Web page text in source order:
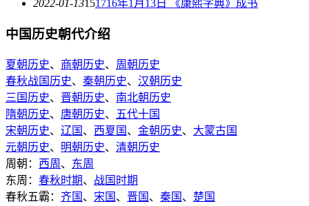
2022-01-13151716年1月13日 《康熙字典》成书
中国历史朝代介绍
夏朝历史、 商朝历史、 周朝历史
春秋战国历史、 秦朝历史、 汉朝历史
三国历史、 晋朝历史、 南北朝历史
隋朝历史、 唐朝历史、
五代十国
宋朝历史、 辽国 、 西夏国 、 金朝历史、 大蒙古国
元朝历史、 明朝历史、 清朝历史
周朝： 西周 、 东周
东周： 春秋时期、 战国时期
春秋五霸： 齐国 、 宋国 、 晋国 、 秦国 、 楚国